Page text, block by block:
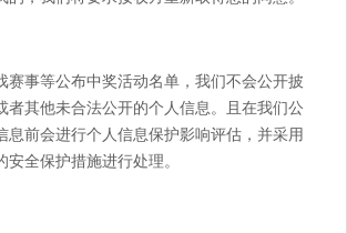
赛事等公布中奖活动名单，我们不会公开披
者其他未合法公开的个人信息。且在我们公
息前会进行个人信息保护影响评估，并采用
全保护措施进行处理。